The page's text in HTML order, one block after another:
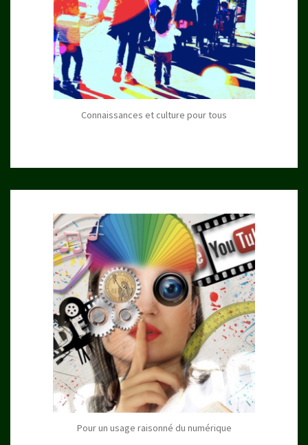
Connaissances et culture pour tous
Pour un usage raisonné du numérique